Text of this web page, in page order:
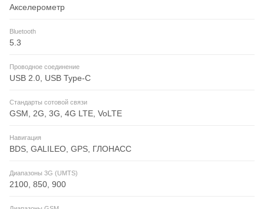
Акселерометр
Bluetooth
5.3
Проводное соединение
USB 2.0, USB Type-C
Стандарты сотовой связи
GSM, 2G, 3G, 4G LTE, VoLTE
Навигация
BDS, GALILEO, GPS, ГЛОНАСС
Диапазоны 3G (UMTS)
2100, 850, 900